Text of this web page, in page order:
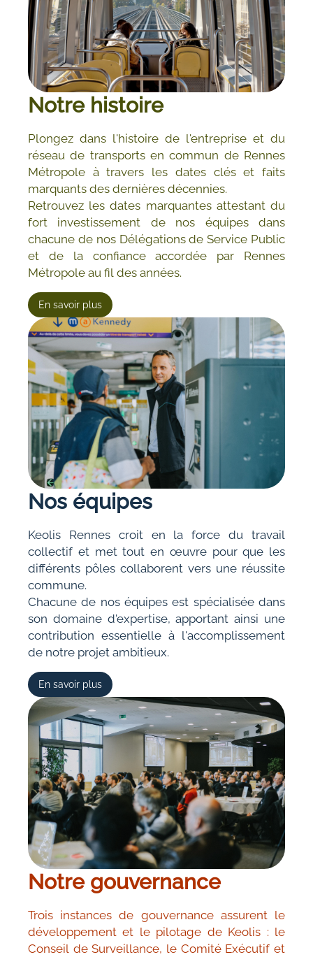
Notre histoire
Plongez dans l'histoire de l'entreprise et du
réseau de transports en commun de Rennes
Métropole à travers les dates clés et faits
marquants des dernières décennies.
Retrouvez les dates marquantes attestant du
fort investissement de nos équipes dans
chacune de nos Délégations de Service Public
et de la confiance accordée par Rennes
Métropole au fil des années.
En savoir plus
Nos équipes
Keolis Rennes croit en la force du travail
collectif et met tout en œuvre pour que les
différents pôles collaborent vers une réussite
commune.
Chacune de nos équipes est spécialisée dans
son domaine d'expertise, apportant ainsi une
contribution essentielle à l'accomplissement
de notre projet ambitieux.
En savoir plus
Notre gouvernance
Trois instances de gouvernance assurent le
développement et le pilotage de Keolis : le
Conseil de Surveillance, le Comité Exécutif et